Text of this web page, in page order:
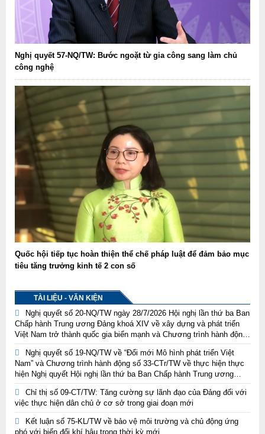
Nghị quyết 57-NQ/TW: Bước ngoặt từ gia công sang làm chủ
công nghệ
Quốc hội tiếp tục hoàn thiện thể chế pháp luật để đảm bảo mục
tiêu tăng trưởng kinh tế 2 con số
TÀI LIỆU - VĂN KIỆN
Nghị quyết số 20-NQ/TW ngày 28/7/2026 Hội nghị lần thứ ba Ban
Chấp hành Trung ương Đảng khoá XIV về xây dựng và phát triển
Việt Nam trở thành quốc gia biển mạnh và Chương trình hành động
thực hiện Nghị quyết Trung ương 3, khóa XIV về xây dựng và phát
triển Việt Nam trở thành quốc gia biển mạnh
Nghị quyết số 19-NQ/TW về “Đổi mới Mô hình phát triển Việt
Nam” và Chương trình hành động số 33-CTr/TW về thực hiện thực
hiện Nghị quyết Hội nghị lần thứ ba Ban Chấp hành Trung ương
Đảng khoá XIV về đổi mới mô hình phát triển Việt Nam
Chỉ thị số 09-CT/TW: Tăng cường sự lãnh đạo của Đảng đối với
việc thực hiện dân chủ ở cơ sở trong giai đoạn mới
Kết luận số 75-KL/TW về bảo vệ môi trường và chủ động ứng
phó với biến đổi khí hậu trong thời kỳ mới